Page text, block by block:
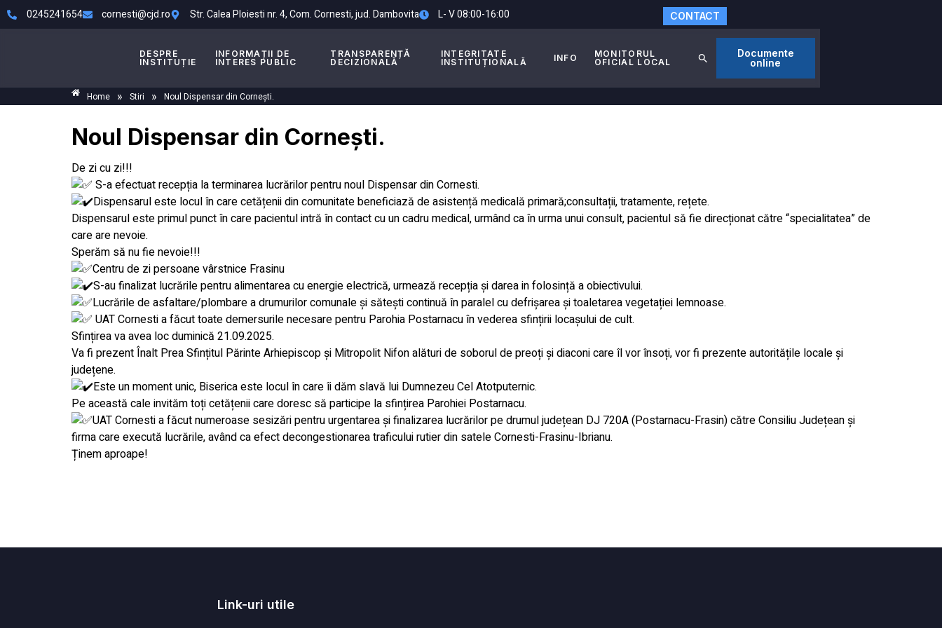
0245241654 cornesti@cjd.ro Str. Calea Ploiesti nr. 4, Com. Cornesti, jud. Dambovita L- V 08:00-16:00 CONTACT
DESPRE
INSTITUȚIE
INFORMAȚII DE
INTERES PUBLIC
TRANSPARENȚĂ
DECIZIONALĂ
INTEGRITATE
INSTITUȚIONALĂ
INFO
MONITORUL
OFICIAL LOCAL
Documente
online
Home » Stiri » Noul Dispensar din Cornești.
Noul Dispensar din Cornești.
De zi cu zi!!!
S-a efectuat recepția la terminarea lucrărilor pentru noul Dispensar din Cornesti.
Dispensarul este locul în care cetățenii din comunitate beneficiază de asistență medicală primară;consultații, tratamente, rețete.
Dispensarul este primul punct în care pacientul intră în contact cu un cadru medical, urmând ca în urma unui consult, pacientul să fie direcționat către “specialitatea” de
care are nevoie.
Sperăm să nu fie nevoie!!!
Centru de zi persoane vârstnice Frasinu
S-au finalizat lucrările pentru alimentarea cu energie electrică, urmează recepția și darea in folosință a obiectivului.
Lucrările de asfaltare/plombare a drumurilor comunale și sătești continuă în paralel cu defrișarea și toaletarea vegetației lemnoase.
UAT Cornesti a făcut toate demersurile necesare pentru Parohia Postarnacu în vederea sfințirii locașului de cult.
Sfințirea va avea loc duminică 21.09.2025.
Va fi prezent Înalt Prea Sfințitul Părinte Arhiepiscop și Mitropolit Nifon alături de soborul de preoți și diaconi care îl vor însoți, vor fi prezente autoritățile locale și
județene.
Este un moment unic, Biserica este locul în care îi dăm slavă lui Dumnezeu Cel Atotputernic.
Pe această cale invităm toți cetățenii care doresc să participe la sfințirea Parohiei Postarnacu.
UAT Cornesti a făcut numeroase sesizări pentru urgentarea și finalizarea lucrărilor pe drumul județean DJ 720A (Postarnacu-Frasin) către Consiliu Județean și
firma care execută lucrările, având ca efect decongestionarea traficului rutier din satele Cornesti-Frasinu-Ibrianu.
Ținem aproape!
Link-uri utile